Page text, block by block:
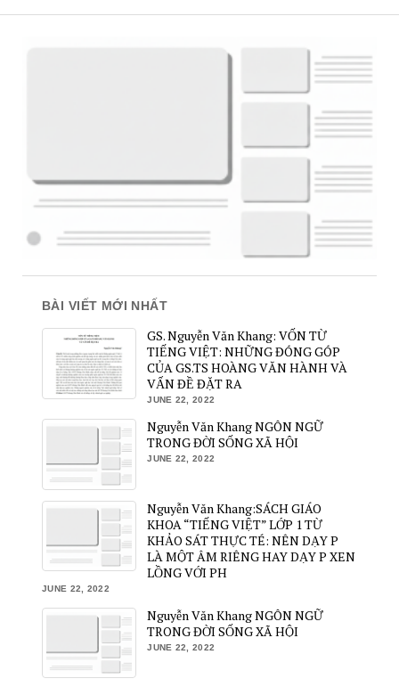
BÀI VIẾT MỚI NHẤT
GS. Nguyễn Văn Khang: VỐN TỪ
TIẾNG VIỆT: NHỮNG ĐÓNG GÓP
CỦA GS.TS HOÀNG VĂN HÀNH VÀ
VẤN ĐỀ ĐẶT RA
JUNE 22, 2022
Nguyễn Văn Khang NGÔN NGỮ
TRONG ĐỜI SỐNG XÃ HỘI
JUNE 22, 2022
Nguyễn Văn Khang:SÁCH GIÁO
KHOA “TIẾNG VIỆT” LỚP 1 TỪ
KHẢO SÁT THỰC TÉ: NÊN DẠY P
LÀ MỘT ÂM RIÊNG HAY DẠY P XEN
LỒNG VỚI PH
JUNE 22, 2022
Nguyễn Văn Khang NGÔN NGỮ
TRONG ĐỜI SỐNG XÃ HỘI
JUNE 22, 2022